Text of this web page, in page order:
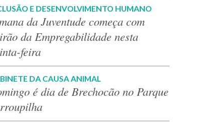
E DESENVOLVIMENTO HUMANO
da Juventude começa com
da Empregabilidade nesta
feira
DA CAUSA ANIMAL
é dia de Brechocão no Parque